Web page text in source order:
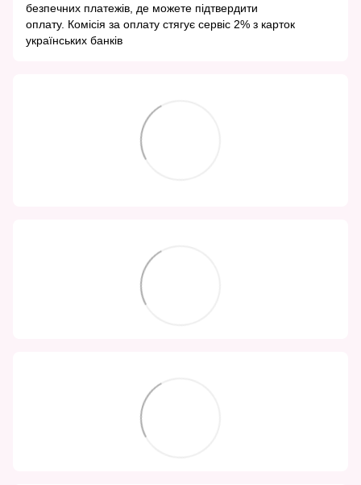
безпечних платежів, де можете підтвердити
оплату. Комісія за оплату стягує сервіс 2% з карток
українських банків